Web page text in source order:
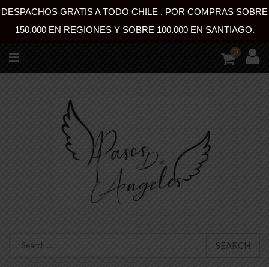
DESPACHOS GRATIS A TODO CHILE , POR COMPRAS SOBRE
150.000 EN REGIONES Y SOBRE 100.000 EN SANTIAGO.
0
SEARCH